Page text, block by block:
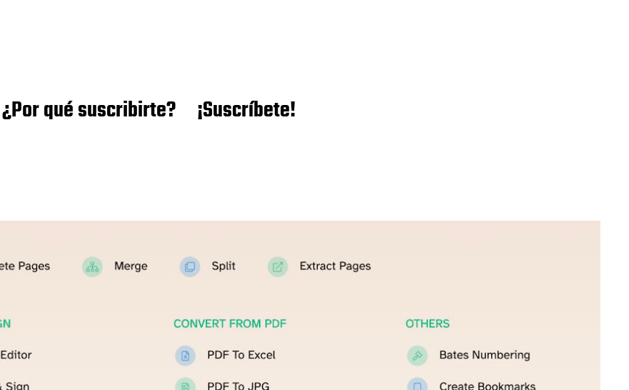
¿Por qué suscribirte? ¡Suscríbete!